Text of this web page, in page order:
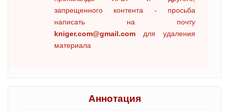
запрещенного контента - просьба
написать на почту
kniger.com@gmail.com для удаления
материала
Аннотация